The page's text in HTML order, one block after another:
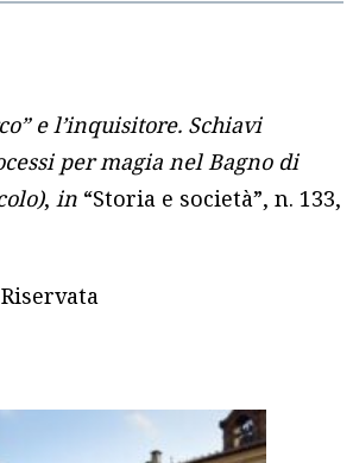
e l’inquisitore. Schiavi
per magia nel Bagno di
, in “Storia e società”, n. 133,